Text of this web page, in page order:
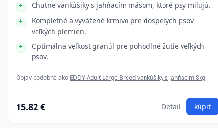
Chutné vankúšiky s jahňacím mäsom, ktoré psy milujú.
Kompletné a vyvážené krmivo pre dospelých psov
veľkých plemien.
Optimálna veľkosť granúl pre pohodlné žutie veľkých
psov.
Objav podobné ako EDDY Adult Large Breed vankúšiky s jahňacím 8kg
15.82 € Detail kúpiť